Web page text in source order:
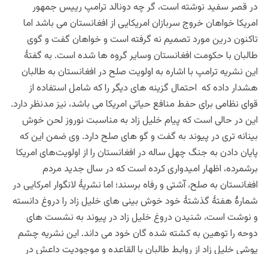
در قصر سفید نوشته است، گر چه دونالد ترامپ رییس جمهور
امریکا خواهان خروج سربازان امریکایی از افغانستان می باشد اما
تاکنون درین مورد تصمیم نه گرفته است و خواهان گفت و گوی
طالبان با حکومت افغانستان وسایر گروه ها شده است. به گفتۀ
این نشریه ترامپ با اشاره به اولویت صلح در افغانستان به طالبان
هشدار داده که احتمال گزینه های دیگر را که شامل استفاده از
قوای نظامی برای حفط منافع حیاتی امریکا می باشد، نیز مدنظر دارد.
این در حالی است که پیام خلیل زاد به مناسبت نوروز لحن خوش
بینانه تری در پیوند به گفت و گو های صلح دارد. وی ضمن این که
پایان دادن به جنگ چهل ساله در افغانستان را از اولویت‌های امریکا
برشمرده، اظهار امیدواری کرده است که در سال جدید مردم
افغانستان به صلح، آشتی و رفاه برسند؛ اما نشریۀ لانگوار امرکایی در
شمارۀ هفتۀ گذشتۀ خود خوش بینی های خلیل زاد را دروغ دانسته
و نوشت است، شنیدن دروغ خلیل زاد در پیوند به نشست های
دوحه را توهین به کشته شده گان خود می داند. این نشریه چشم
پوشی خلیل زاد از روابط طالبان با القاعده و موجودیت داعش در